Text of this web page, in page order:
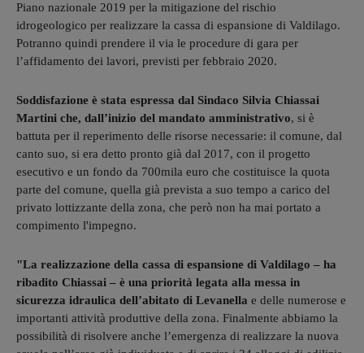
Piano nazionale 2019 per la mitigazione del rischio
idrogeologico per realizzare la cassa di espansione di Valdilago.
Potranno quindi prendere il via le procedure di gara per
l’affidamento dei lavori, previsti per febbraio 2020.
Soddisfazione è stata espressa dal Sindaco Silvia Chiassai
Martini che, dall’inizio del mandato amministrativo, si è
battuta per il reperimento delle risorse necessarie: il comune, dal
canto suo, si era detto pronto già dal 2017, con il progetto
esecutivo e un fondo da 700mila euro che costituisce la quota
parte del comune, quella già prevista a suo tempo a carico del
privato lottizzante della zona, che però non ha mai portato a
compimento l'impegno.
"La realizzazione della cassa di espansione di Valdilago – ha
ribadito Chiassai – è una priorità legata alla messa in
sicurezza idraulica dell’abitato di Levanella e delle numerose e
importanti attività produttive della zona. Finalmente abbiamo la
possibilità di risolvere anche l’emergenza di realizzare la nuova